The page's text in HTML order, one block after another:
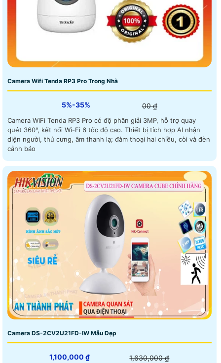
Camera Wifi Tenda RP3 Pro Trong Nhà
5%-35% 00 ₫
Camera WiFi Tenda RP3 Pro có độ phân giải 3MP, hỗ trợ quay
quét 360°, kết nối Wi-Fi 6 tốc độ cao. Thiết bị tích hợp AI nhận
diện người, thú cưng, âm thanh lạ; đàm thoại hai chiều, còi và đèn
cảnh báo
Camera DS-2CV2U21FD-IW Mẫu Đẹp
1,100,000 ₫ 1,630,000 ₫